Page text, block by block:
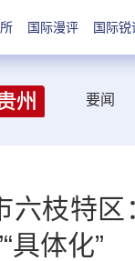
国际漫评 国际锐
要闻
六枝特
具体化”